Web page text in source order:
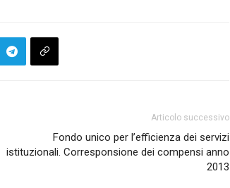
Articolo successivo
Fondo unico per l’efficienza dei servizi
istituzionali. Corresponsione dei compensi anno
2013